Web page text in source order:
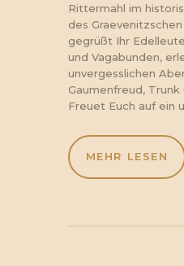
Rittermahl im
des
gegrüßt Ihr
und Vagabunden,
unvergesslichen
Gaumenfreud, Trunk
Freuet Euch auf ein
MEHR LESEN